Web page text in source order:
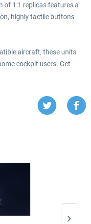
of 1:1 replicas features a
highly tactile buttons
aircraft, these units
cockpit users. Get